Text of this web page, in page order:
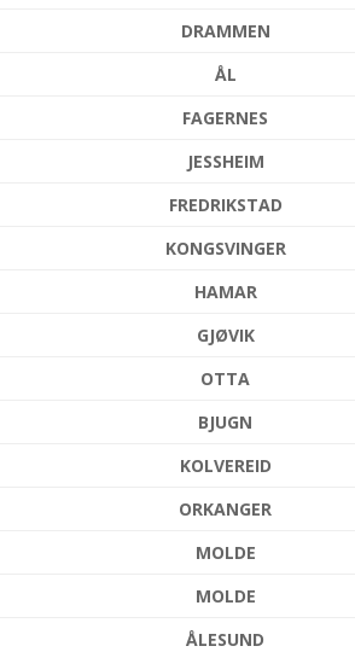
DRAMMEN
ÅL
FAGERNES
JESSHEIM
FREDRIKSTAD
KONGSVINGER
HAMAR
GJØVIK
OTTA
BJUGN
KOLVEREID
ORKANGER
MOLDE
MOLDE
ÅLESUND